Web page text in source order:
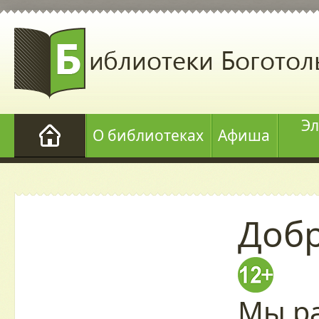
О библиотеках Афиша